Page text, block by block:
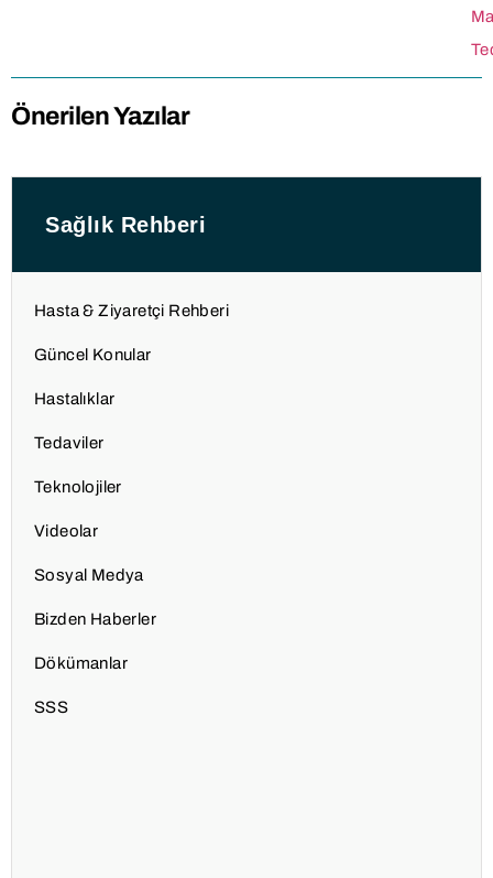
Önerilen Yazılar
Sağlık Rehberi
Hasta & Ziyaretçi Rehberi
Güncel Konular
Hastalıklar
Tedaviler
Teknolojiler
Videolar
Sosyal Medya
Bizden Haberler
Dökümanlar
SSS